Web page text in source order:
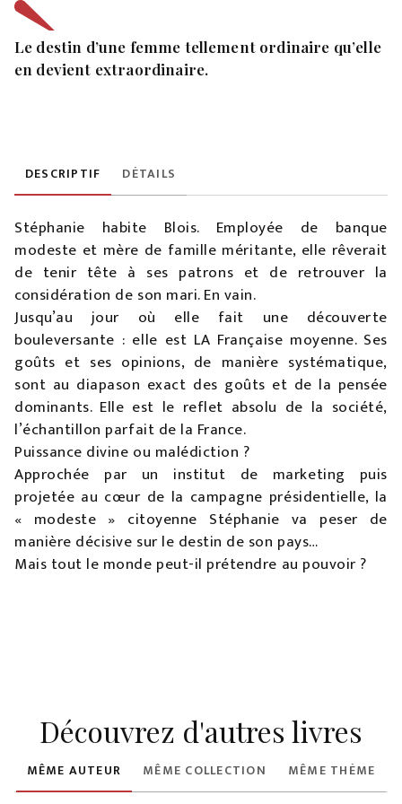
Le destin d’une femme tellement ordinaire qu’elle
en devient extraordinaire.
DESCRIPTIF DÉTAILS
Stéphanie habite Blois. Employée de banque
modeste et mère de famille méritante, elle rêverait
de tenir tête à ses patrons et de retrouver la
considération de son mari. En vain.
Jusqu’au jour où elle fait une découverte
bouleversante : elle est LA Française moyenne. Ses
goûts et ses opinions, de manière systématique,
sont au diapason exact des goûts et de la pensée
dominants. Elle est le reflet absolu de la société,
l’échantillon parfait de la France.
Puissance divine ou malédiction ?
Approchée par un institut de marketing puis
projetée au cœur de la campagne présidentielle, la
« modeste » citoyenne Stéphanie va peser de
manière décisive sur le destin de son pays…
Mais tout le monde peut-il prétendre au pouvoir ?
Découvrez d'autres livres
MÊME AUTEUR MÊME COLLECTION MÊME THÈME